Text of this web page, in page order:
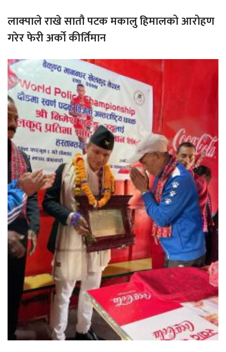
लाक्पाले राखे सातौ पटक मकालु हिमालको आरोहण
गरेर फेरी अर्को कीर्तिमान